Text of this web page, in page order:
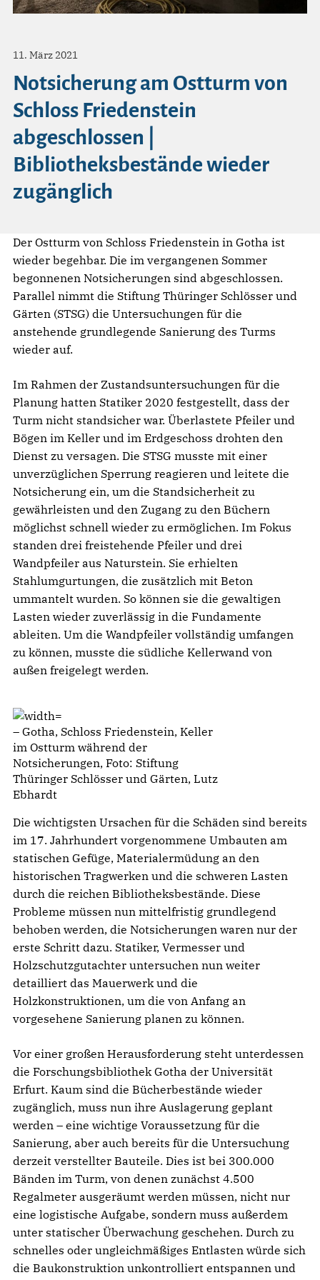
11. März 2021
Notsicherung am Ostturm von
Schloss Friedenstein
abgeschlossen |
Bibliotheksbestände wieder
zugänglich
Der Ostturm von Schloss Friedenstein in Gotha ist
wieder begehbar. Die im vergangenen Sommer
begonnenen Notsicherungen sind abgeschlossen.
Parallel nimmt die Stiftung Thüringer Schlösser und
Gärten (STSG) die Untersuchungen für die
anstehende grundlegende Sanierung des Turms
wieder auf.
Im Rahmen der Zustandsuntersuchungen für die
Planung hatten Statiker 2020 festgestellt, dass der
Turm nicht standsicher war. Überlastete Pfeiler und
Bögen im Keller und im Erdgeschoss drohten den
Dienst zu versagen. Die STSG musste mit einer
unverzüglichen Sperrung reagieren und leitete die
Notsicherung ein, um die Standsicherheit zu
gewährleisten und den Zugang zu den Büchern
möglichst schnell wieder zu ermöglichen. Im Fokus
standen drei freistehende Pfeiler und drei
Wandpfeiler aus Naturstein. Sie erhielten
Stahlumgurtungen, die zusätzlich mit Beton
ummantelt wurden. So können sie die gewaltigen
Lasten wieder zuverlässig in die Fundamente
ableiten. Um die Wandpfeiler vollständig umfangen
zu können, musste die südliche Kellerwand von
außen freigelegt werden.
– Gotha, Schloss Friedenstein, Keller
im Ostturm während der
Notsicherungen, Foto: Stiftung
Thüringer Schlösser und Gärten, Lutz
Ebhardt
Die wichtigsten Ursachen für die Schäden sind bereits
im 17. Jahrhundert vorgenommene Umbauten am
statischen Gefüge, Materialermüdung an den
historischen Tragwerken und die schweren Lasten
durch die reichen Bibliotheksbestände. Diese
Probleme müssen nun mittelfristig grundlegend
behoben werden, die Notsicherungen waren nur der
erste Schritt dazu. Statiker, Vermesser und
Holzschutzgutachter untersuchen nun weiter
detailliert das Mauerwerk und die
Holzkonstruktionen, um die von Anfang an
vorgesehene Sanierung planen zu können.
Vor einer großen Herausforderung steht unterdessen
die Forschungsbibliothek Gotha der Universität
Erfurt. Kaum sind die Bücherbestände wieder
zugänglich, muss nun ihre Auslagerung geplant
werden – eine wichtige Voraussetzung für die
Sanierung, aber auch bereits für die Untersuchung
derzeit verstellter Bauteile. Dies ist bei 300.000
Bänden im Turm, von denen zunächst 4.500
Regalmeter ausgeräumt werden müssen, nicht nur
eine logistische Aufgabe, sondern muss außerdem
unter statischer Überwachung geschehen. Durch zu
schnelles oder ungleichmäßiges Entlasten würde sich
die Baukonstruktion unkontrolliert entspannen und